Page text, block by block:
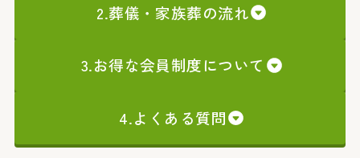
2.葬儀・家族葬の流れ
3.お得な会員制度について
4.よくある質問